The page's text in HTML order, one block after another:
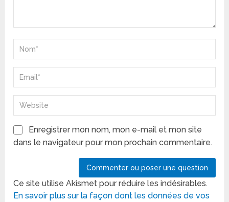
Enregistrer mon nom, mon e-mail et mon site
dans le navigateur pour mon prochain commentaire.
Ce site utilise Akismet pour réduire les indésirables.
En savoir plus sur la façon dont les données de vos